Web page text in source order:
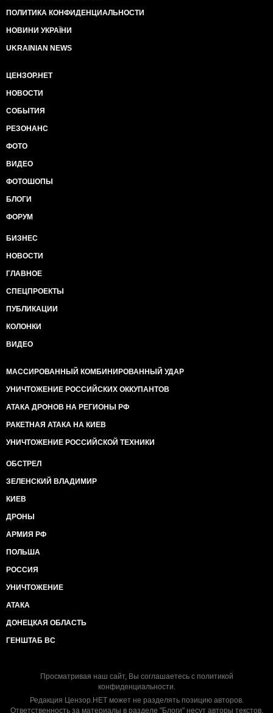
ПОЛИТИКА КОНФИДЕНЦИАЛЬНОСТИ
НОВИНИ УКРАЇНИ
UKRAINIAN NEWS
ЦЕНЗОР.НЕТ
НОВОСТИ
СОБЫТИЯ
РЕЗОНАНС
ФОТО
ВИДЕО
ФОТОШОПЫ
БЛОГИ
ФОРУМ
БИЗНЕС
НОВОСТИ
ГЛАВНОЕ
СПЕЦПРОЕКТЫ
ПУБЛИКАЦИИ
КОЛОНКИ
ВИДЕО
МАССИРОВАННЫЙ КОМБИНИРОВАННЫЙ УДАР
УНИЧТОЖЕНИЕ РОССИЙСКИХ ОККУПАНТОВ
АТАКА ДРОНОВ НА РЕГИОНЫ РФ
РАКЕТНАЯ АТАКА НА КИЕВ
УНИЧТОЖЕНИЕ РОССИЙСКОЙ ТЕХНИКИ
ОБСТРЕЛ
ЗЕЛЕНСКИЙ ВЛАДИМИР
КИЕВ
ДРОНЫ
АРМИЯ РФ
ПОЛЬША
РОССИЯ
УНИЧТОЖЕНИЕ
АТАКА
ДОНЕЦКАЯ ОБЛАСТЬ
ГЕНШТАБ ВС
Просматривая наш сайт, Вы соглашаетесь с политикой
конфиденциальности.
Редакция Цензор.НЕТ может не разделять позицию авторов.
Ответственность за материалы в разделе "Блоги" несут авторы текстов.